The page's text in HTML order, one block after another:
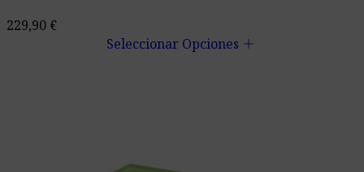
229,90 €
Seleccionar Opciones add